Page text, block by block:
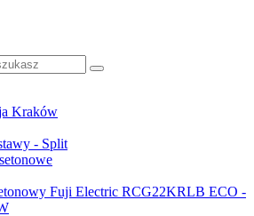
Kraków
- Split
Fuji Electric RCG22KRLB ECO -